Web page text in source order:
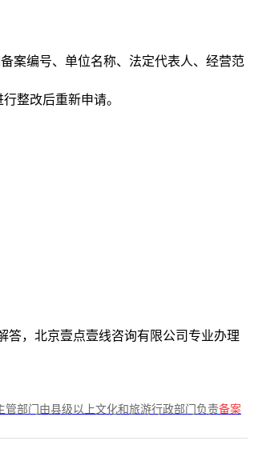
案编号、单位名称、法定代表人、经营范
整改后重新申请。
答，北京壹点壹线咨询有限公司专业办理
管部门由县级以上文化和旅游行政部门负责备案